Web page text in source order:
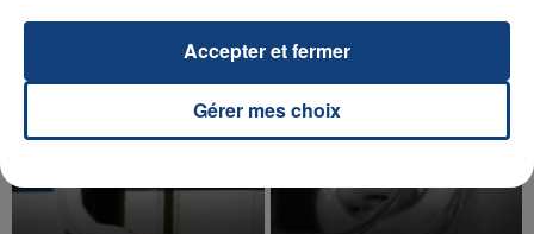
TITRES DIFFUSÉS
Gérer mes choix
Accepter et fermer